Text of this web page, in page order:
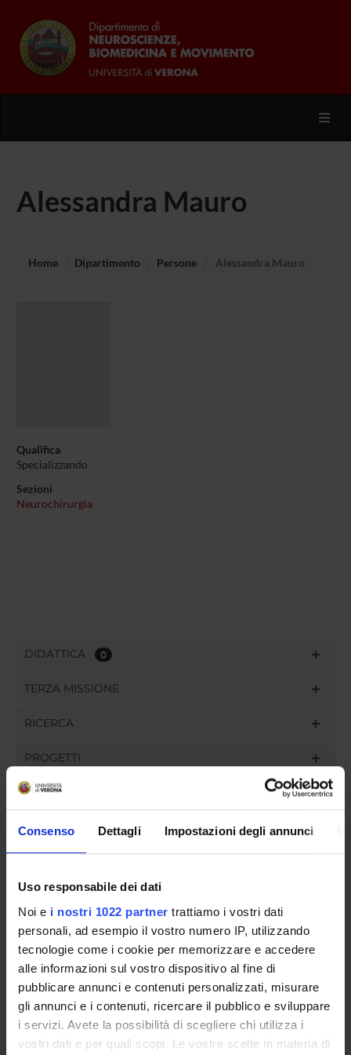
Consenso Dettagli Impostazioni degli annunci
Uso responsabile dei dati
Noi e i nostri 1022 partner trattiamo i vostri dati
personali, ad esempio il vostro numero IP, utilizzando
tecnologie come i cookie per memorizzare e accedere
alle informazioni sul vostro dispositivo al fine di
pubblicare annunci e contenuti personalizzati, misurare
gli annunci e i contenuti, ricercare il pubblico e sviluppare
i servizi. Avete la possibilità di scegliere chi utilizza i
vostri dati e per quali scopi. Le vostre scelte in materia di
Alessandra Mauro
Home Dipartimento Persone Alessandra Mauro
Qualifica
Specializzando
Sezioni
Neurochirurgia
DIDATTICA 0
TERZA MISSIONE
RICERCA
PROGETTI
INCARICHI
GOVERNANCE
COMMISSIONI
UFFICI E STRUTTURE DI SERVIZIO
SERVIZI DI SEGRETERIA STUDENTI